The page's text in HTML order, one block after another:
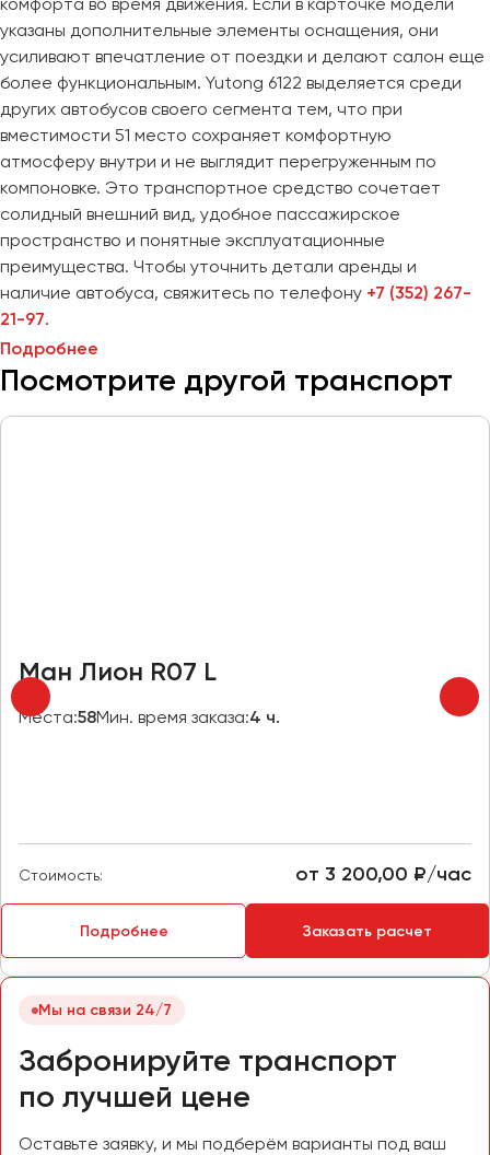
указаны дополнительные элементы оснащения, они
усиливают впечатление от поездки и делают салон еще
более функциональным. Yutong 6122 выделяется среди
других автобусов своего сегмента тем, что при
вместимости 51 место сохраняет комфортную
атмосферу внутри и не выглядит перегруженным по
компоновке. Это транспортное средство сочетает
солидный внешний вид, удобное пассажирское
пространство и понятные эксплуатационные
преимущества. Чтобы уточнить детали аренды и
наличие автобуса, свяжитесь по телефону +7 (352) 267-
21-97.
Подробнее
Посмотрите другой транспорт
Ман Лион R07 L
Места:58Мин. время заказа:4 ч.
Стоимость: от 3 200,00 ₽/час
Подробнее Заказать расчет
Мы на связи 24/7
Забронируйте транспорт
по лучшей цене
Оставьте заявку, и мы подберём варианты под ваш
Тверь
Тольятти
Томск
Улан-Удэ
Ульяновск
Уфа
Феодосия
Хабаровск
Ярославль